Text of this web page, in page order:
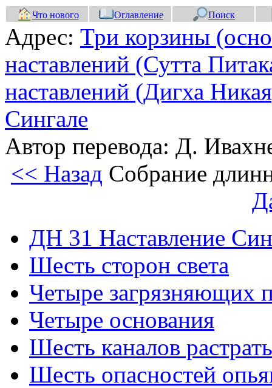
Что нового Оглавление Поиск
Адрес: Три корзины
наставлений (Сутта
наставлений (Дигха
Сингале
Автор перевода: Д.
<< Назад Собрание
ДН 31 Наставление
Шесть сторон света
Четыре загрязняющих
Четыре основания
Шесть каналов
Шесть опасностей